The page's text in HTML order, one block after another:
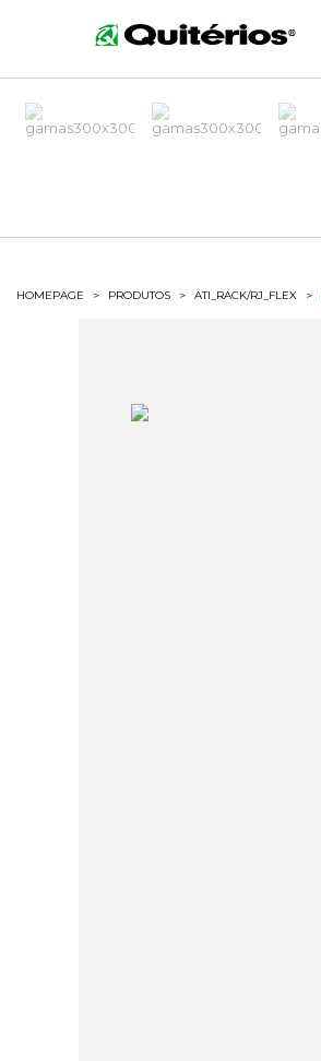
HOMEPAGE > PRODUTOS > ATI_RACK/RJ_FLEX >